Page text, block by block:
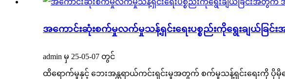
အကောင်းဆုံးစက်မှုလက်မှုသန့်ရှင်းရေးပစ္စည်းကိုရွေးချယ်ခြ
admin မှ 25-05-07 တွင်
ထိရောက်မှုနှင့် ဘေးအန္တရာယ်ကင်းရှင်းမှုအတွက် စက်မှုသန့်ရှင်းရေးကို ပိုမို